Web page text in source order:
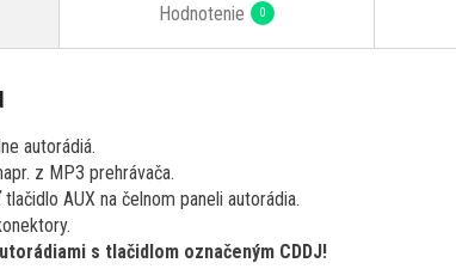
Hodnotenie 0
autorádiá.
z MP3 prehrávača.
AUX na čelnom paneli autorádia.
s tlačidlom označeným CDDJ!